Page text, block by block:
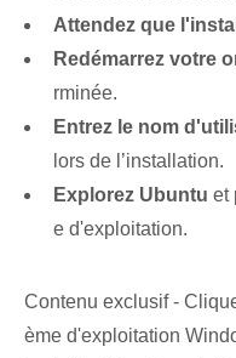
Attendez que
Redémarrez votre
rminée.
Entrez le nom
lors de l’installation.
Explorez Ubuntu et
e d'exploitation.
Contenu exclusif -
ème d'exploitation